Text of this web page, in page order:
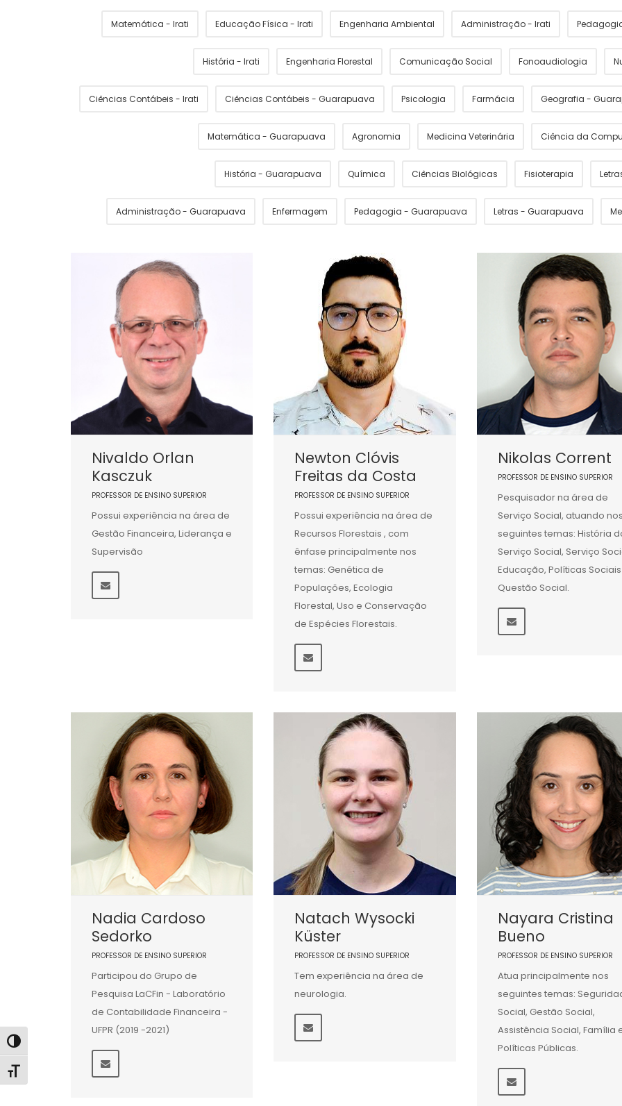
Alternar alto contraste
Alternar tamanho da fonte
Matemática - Irati Educação Física - Irati Engenharia Ambiental Administração - Irati
História - Irati Engenharia Florestal Comunicação Social Fonoaudiologia
Ciências Contábeis - Irati Ciências Contábeis - Guarapuava Psicologia Farmácia Geografia -
Matemática - Guarapuava Agronomia Medicina Veterinária Ciência da
História - Guarapuava Química Ciências Biológicas Fisioterapia
Administração - Guarapuava Enfermagem Pedagogia - Guarapuava Letras - Guarapuava
Nivaldo Orlan
Kasczuk
PROFESSOR DE ENSINO SUPERIOR
Possui experiência na área de
Gestão Financeira, Liderança e
Supervisão
Newton Clóvis
Freitas da Costa
PROFESSOR DE ENSINO SUPERIOR
Possui experiência na área de
Recursos Florestais , com
ênfase principalmente nos
temas: Genética de
Populações, Ecologia
Florestal, Uso e Conservação
de Espécies Florestais.
Nikolas Corrent
PROFESSOR DE ENSINO SUPERIOR
Pesquisador na área de
Serviço Social, atuando
seguintes temas: História
Serviço Social, Serviço
Educação, Políticas
Questão Social.
Nadia Cardoso
Sedorko
PROFESSOR DE ENSINO SUPERIOR
Participou do Grupo de
Pesquisa LaCFin - Laboratório
de Contabilidade Financeira -
UFPR (2019 -2021)
Natach Wysocki
Küster
PROFESSOR DE ENSINO SUPERIOR
Tem experiência na área de
neurologia.
Nayara Cristina
Bueno
PROFESSOR DE ENSINO SUPERIOR
Atua principalmente nos
seguintes temas:
Social, Gestão Social,
Assistência Social, Família
Políticas Públicas.